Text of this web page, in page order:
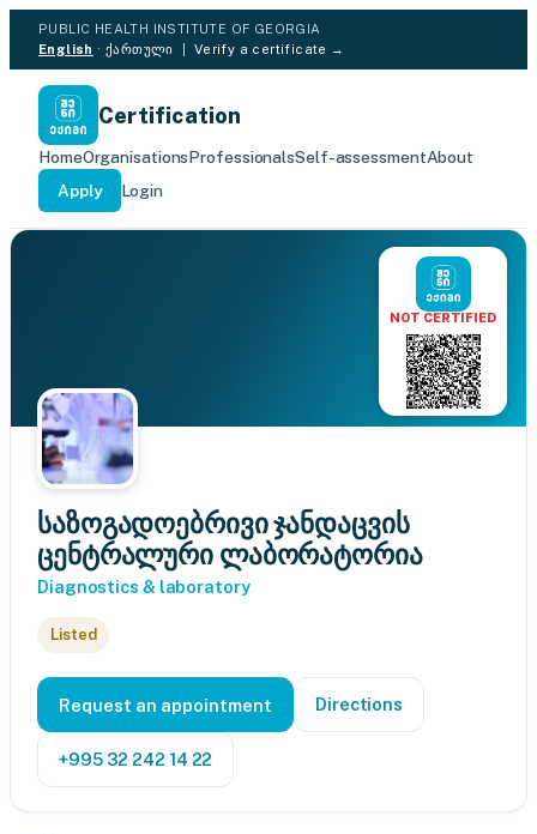
PUBLIC HEALTH INSTITUTE OF GEORGIA
English ·ქართული Verify a certificate →
Certification
HomeOrganisationsProfessionalsSelf-assessmentAbout
Apply
Login
NOT CERTIFIED
საზოგადოებრივი ჯანდაცვის
ცენტრალური ლაბორატორია
Diagnostics & laboratory
Listed
Request an appointment Directions
+995 32 242 14 22